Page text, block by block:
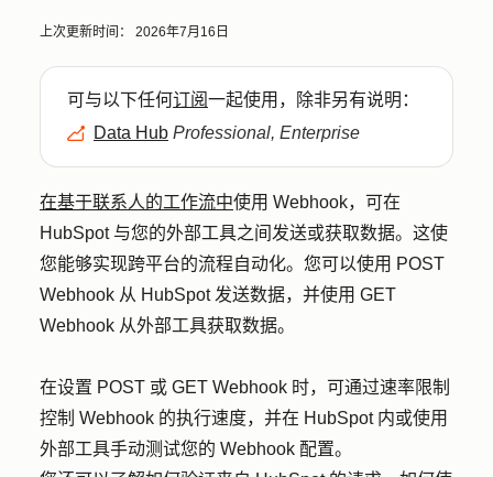
上次更新时间： 2026年7月16日
可与以下任何订阅一起使用，除非另有说明：
Data Hub Professional, Enterprise
在基于联系人的工作流中使用 Webhook，可在
HubSpot 与您的外部工具之间发送或获取数据。这使
您能够实现跨平台的流程自动化。您可以使用 POST
Webhook 从 HubSpot 发送数据，并使用 GET
Webhook 从外部工具获取数据。
在设置 POST 或 GET Webhook 时，可通过速率限制
控制 Webhook 的执行速度，并在 HubSpot 内或使用
外部工具手动测试您的 Webhook 配置。